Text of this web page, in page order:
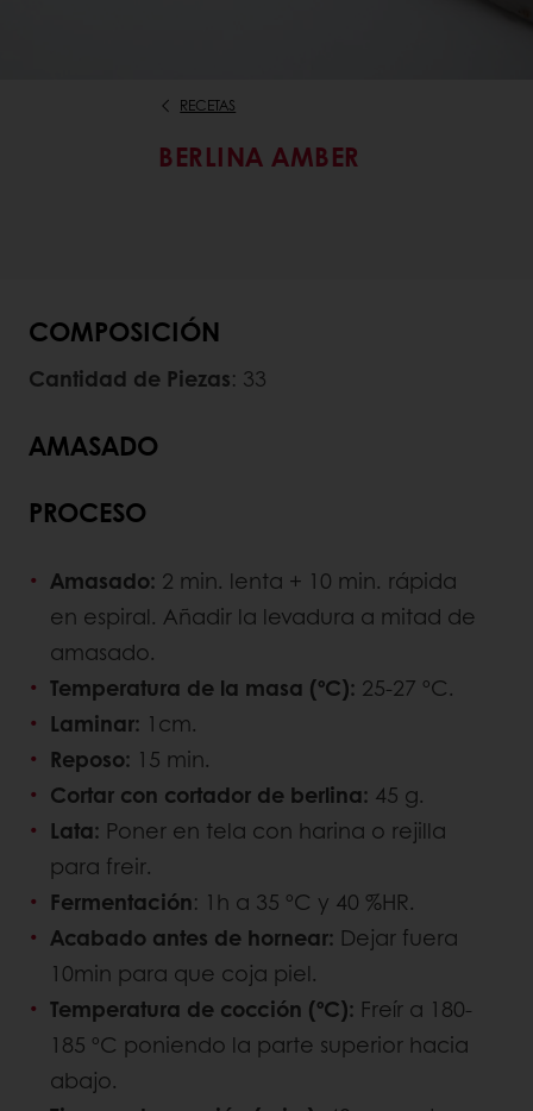
RECETAS
BERLINA AMBER
COMPOSICIÓN
Cantidad de Piezas: 33
AMASADO
PROCESO
Amasado: 2 min. lenta + 10 min. rápida
en espiral. Añadir la levadura a mitad de
amasado.
Temperatura de la masa (ºC): 25-27 ºC.
Laminar: 1cm.
Reposo: 15 min.
Cortar con cortador de berlina: 45 g.
Lata: Poner en tela con harina o rejilla
para freir.
Fermentación: 1h a 35 ºC y 40 %HR.
Acabado antes de hornear: Dejar fuera
10min para que coja piel.
Temperatura de cocción (ºC): Freír a 180-
185 ºC poniendo la parte superior hacia
abajo.